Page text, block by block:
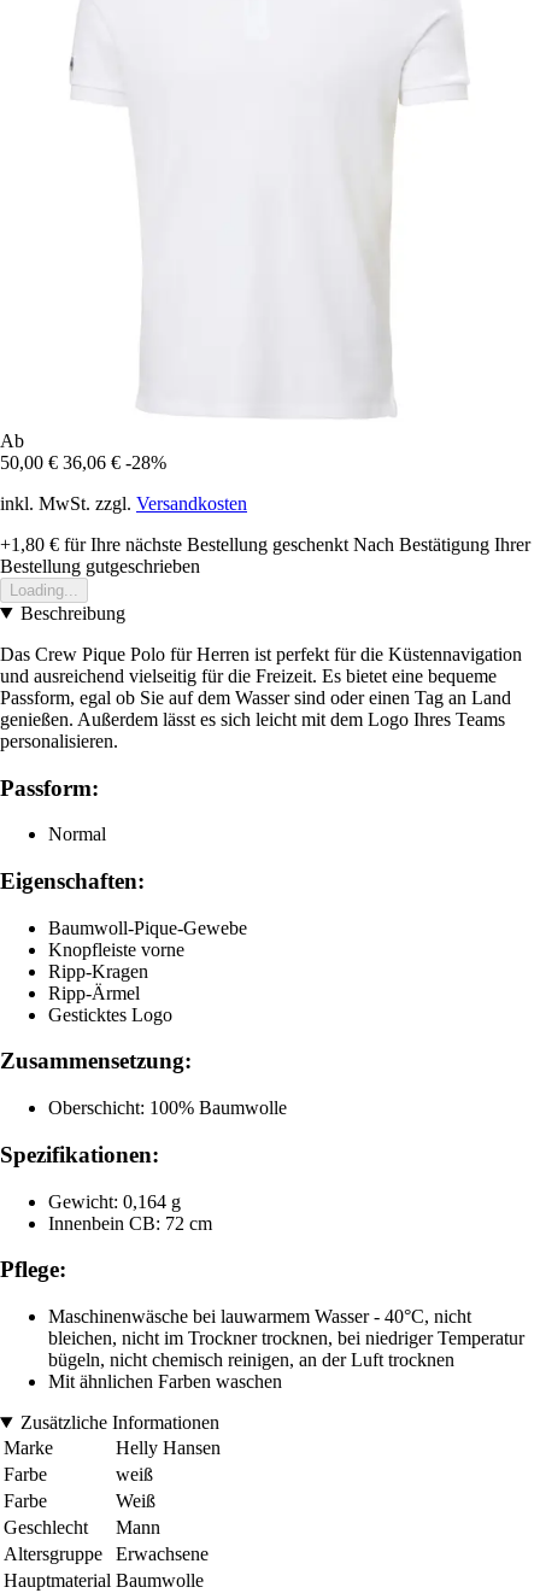
Ab
50,00 € 36,06 € -28%
inkl. MwSt. zzgl. Versandkosten
+1,80 € für Ihre nächste Bestellung geschenkt Nach Bestätigung Ihrer
Bestellung gutgeschrieben
Loading...
Beschreibung
Das Crew Pique Polo für Herren ist perfekt für die Küstennavigation
und ausreichend vielseitig für die Freizeit. Es bietet eine bequeme
Passform, egal ob Sie auf dem Wasser sind oder einen Tag an Land
genießen. Außerdem lässt es sich leicht mit dem Logo Ihres Teams
personalisieren.
Passform:
Normal
Eigenschaften:
Baumwoll-Pique-Gewebe
Knopfleiste vorne
Ripp-Kragen
Ripp-Ärmel
Gesticktes Logo
Zusammensetzung:
Oberschicht: 100% Baumwolle
Spezifikationen:
Gewicht: 0,164 g
Innenbein CB: 72 cm
Pflege:
Maschinenwäsche bei lauwarmem Wasser - 40°C, nicht
bleichen, nicht im Trockner trocknen, bei niedriger Temperatur
bügeln, nicht chemisch reinigen, an der Luft trocknen
Mit ähnlichen Farben waschen
Zusätzliche Informationen
Marke
Helly Hansen
Farbe
weiß
Farbe
Weiß
Geschlecht
Mann
Altersgruppe
Erwachsene
Hauptmaterial Baumwolle